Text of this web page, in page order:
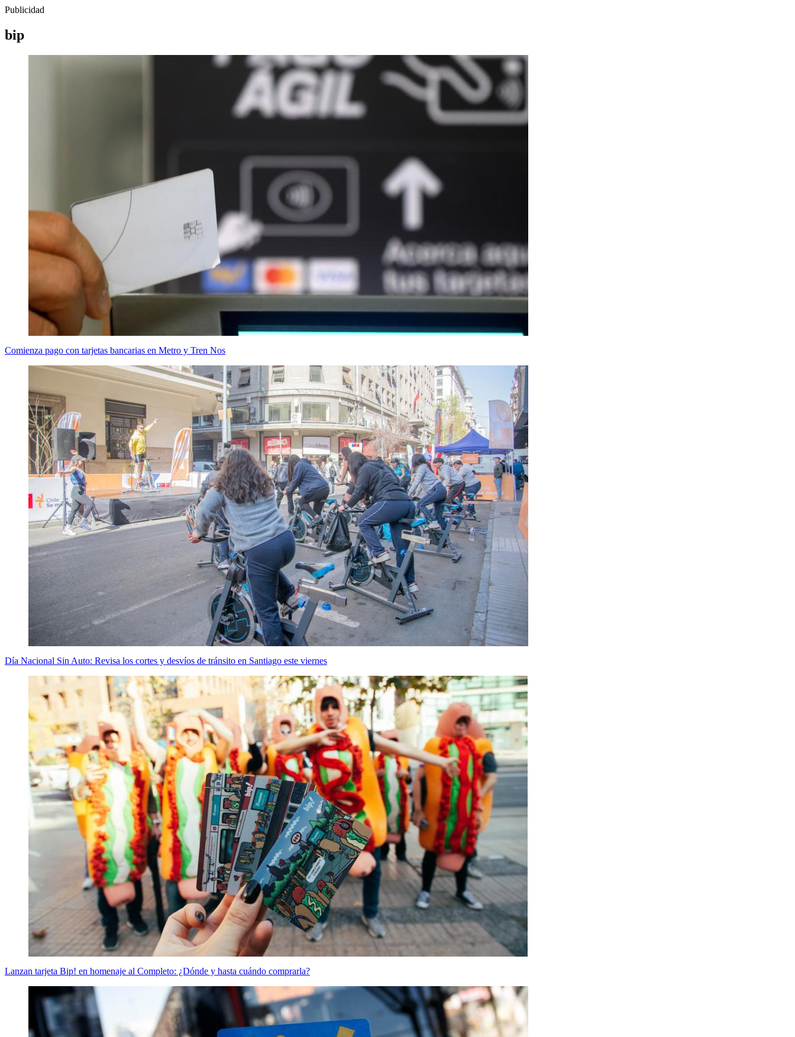
Publicidad
bip
Comienza pago con tarjetas bancarias en Metro y Tren Nos
Día Nacional Sin Auto: Revisa los cortes y desvíos de tránsito en Santiago este viernes
Lanzan tarjeta Bip! en homenaje al Completo: ¿Dónde y hasta cuándo comprarla?